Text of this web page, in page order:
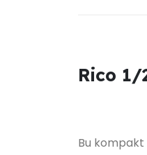
Rico 1/
Bu kompakt